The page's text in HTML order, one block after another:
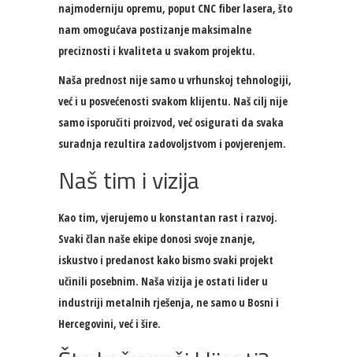
najmoderniju opremu, poput CNC fiber lasera, što
nam omogućava postizanje maksimalne
preciznosti i kvaliteta u svakom projektu.
Naša prednost nije samo u vrhunskoj tehnologiji,
već i u posvećenosti svakom klijentu. Naš cilj nije
samo isporučiti proizvod, već osigurati da svaka
suradnja rezultira zadovoljstvom i povjerenjem.
Naš tim i vizija
Kao tim, vjerujemo u konstantan rast i razvoj.
Svaki član naše ekipe donosi svoje znanje,
iskustvo i predanost kako bismo svaki projekt
učinili posebnim. Naša vizija je ostati lider u
industriji metalnih rješenja, ne samo u Bosni i
Hercegovini, već i šire.